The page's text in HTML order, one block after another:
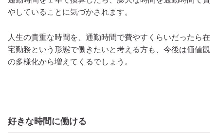
やしていることに気づかされます。
人生の貴重な時間を、通勤時間で費やすくらいだったら在
宅勤務という形態で働きたいと考える方も、今後は価値観
の多様化から増えてくるでしょう。
好きな時間に働ける